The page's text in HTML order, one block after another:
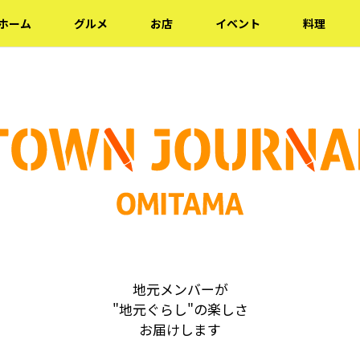
ーム グルメ お店 イベント 料理
地元メンバーが
"地元ぐらし"の楽しさ
お届けします